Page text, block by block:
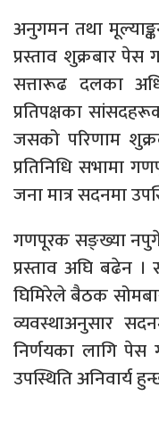
अनुगमन तथा
प्रस्ताव शुक्रबार पेस
सत्तारूढ दलका
प्रतिपक्षका
जसको परिणाम
प्रतिनिधि सभामा
जना मात्र सदनमा
गणपूरक सङ्ख्या
प्रस्ताव अघि बढेन
घिमिरेले बैठक
व्यवस्थाअनुसार
निर्णयका लागि पेस
उपस्थिति अनिवार्य